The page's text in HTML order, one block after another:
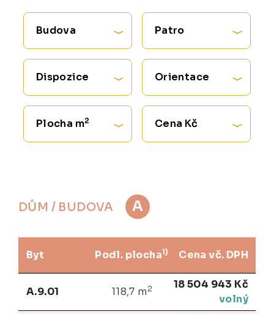
Budova Patro
Dispozice Orientace
Plocha m2 Cena Kč
DŮM / BUDOVA A
Byt Podl. plocha1) Cena vč. DPH
A.9.01 118,7 m 2
18 504 943 Kč
volný